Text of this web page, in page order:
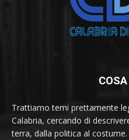
Trattiamo temi prettamente
Calabria, cercando di
terra, dalla politica al